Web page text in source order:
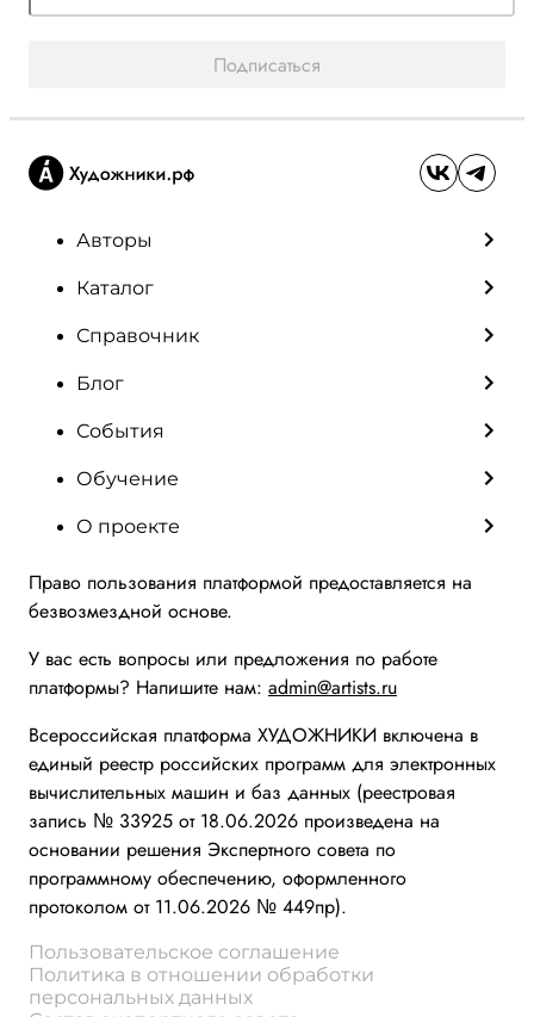
Подписаться
Авторы
Каталог
Справочник
Блог
События
Обучение
О проекте
Право пользования платформой предоставляется на
безвозмездной основе.
У вас есть вопросы или предложения по работе
платформы? Напишите нам: admin@artists.ru
Всероссийская платформа ХУДОЖНИКИ включена в
единый реестр российских программ для электронных
вычислительных машин и баз данных (реестровая
запись № 33925 от 18.06.2026 произведена на
основании решения Экспертного совета по
программному обеспечению, оформленного
протоколом от 11.06.2026 № 449пр).
Пользовательское соглашение
Политика в отношении обработки
персональных данных